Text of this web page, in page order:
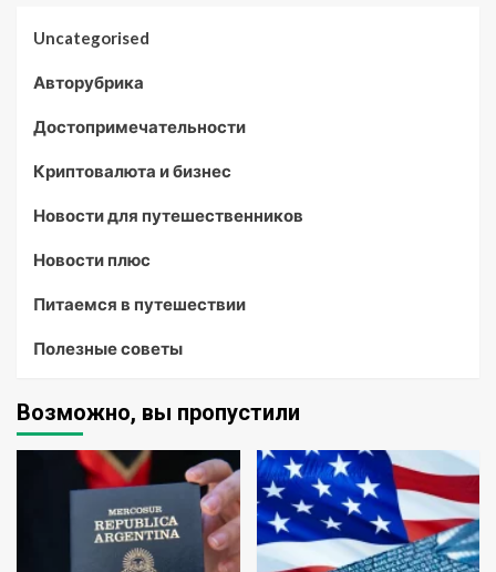
Uncategorised
Авторубрика
Достопримечательности
Криптовалюта и бизнес
Новости для путешественников
Новости плюс
Питаемся в путешествии
Полезные советы
Возможно, вы пропустили